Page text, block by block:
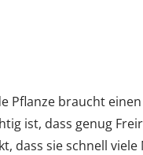
Pflanze braucht
ist, dass genug
dass sie schnell